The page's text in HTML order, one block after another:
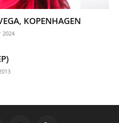
KOPENHAGEN
2024